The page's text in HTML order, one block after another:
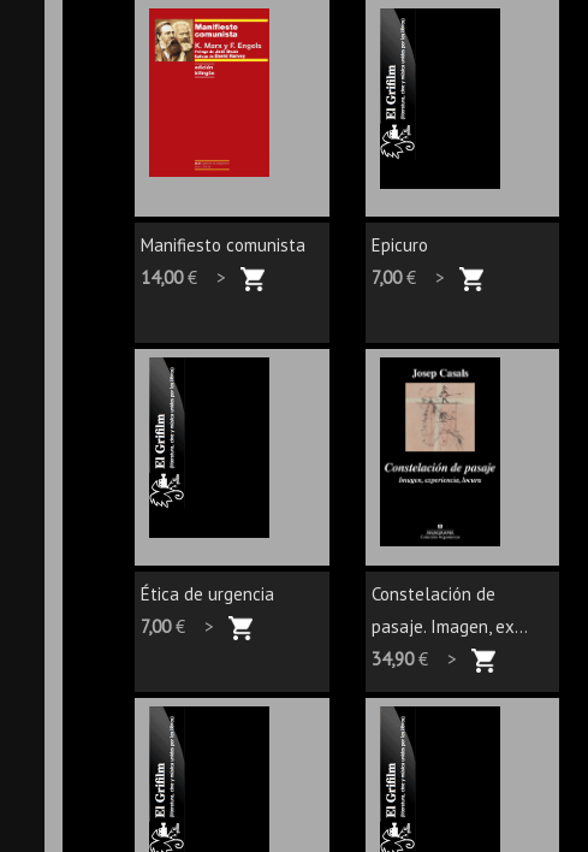
Manifiesto comunista
14,00€ >
Epicuro
7,00€ >
Ética de urgencia
7,00€ >
Constelación de
pasaje. Imagen, ex...
34,90€ >